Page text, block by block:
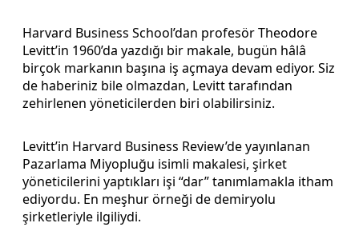
Harvard Business School’dan profesör Theodore
Levitt’in 1960’da yazdığı bir makale, bugün hâlâ
birçok markanın başına iş açmaya devam ediyor. Siz
de haberiniz bile olmazdan, Levitt tarafından
zehirlenen yöneticilerden biri olabilirsiniz.
Levitt’in Harvard Business Review’de yayınlanan
Pazarlama Miyopluğu isimli makalesi, şirket
yöneticilerini yaptıkları işi “dar” tanımlamakla itham
ediyordu. En meşhur örneği de demiryolu
şirketleriyle ilgiliydi.